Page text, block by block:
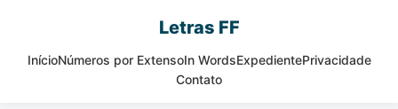
Letras FF
InícioNúmeros por ExtensoIn WordsExpedientePrivacidade
Contato